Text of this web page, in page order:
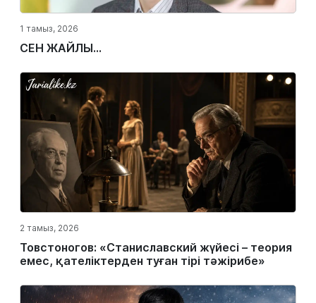
1 тамыз, 2026
СЕН ЖАЙЛЫ...
2 тамыз, 2026
Товстоногов: «Станиславский жүйесі – теория
емес, қателіктерден туған тірі тәжірибе»